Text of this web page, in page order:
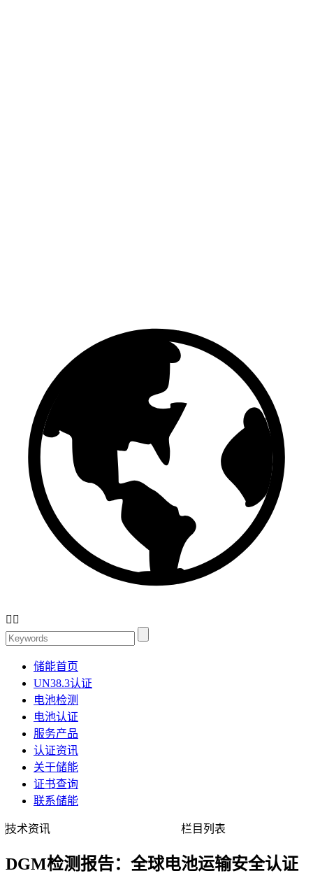
 
储能首页
UN38.3认证
电池检测
电池认证
服务产品
认证资讯
关于储能
证书查询
联系储能
技术资讯 栏目列表
DGM检测报告：全球电池运输安全认证